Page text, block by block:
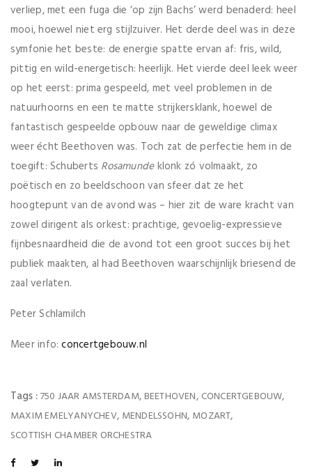
verliep, met een fuga die ‘op zijn Bachs’ werd benaderd: heel
mooi, hoewel niet erg stijlzuiver. Het derde deel was in deze
symfonie het beste: de energie spatte ervan af: fris, wild,
pittig en wild-energetisch: heerlijk. Het vierde deel leek weer
op het eerst: prima gespeeld, met veel problemen in de
natuurhoorns en een te matte strijkersklank, hoewel de
fantastisch gespeelde opbouw naar de geweldige climax
weer écht Beethoven was. Toch zat de perfectie hem in de
toegift: Schuberts Rosamundeklonk zó volmaakt, zo
poëtisch en zo beeldschoon van sfeer dat ze het
hoogtepunt van de avond was – hier zit de ware kracht van
zowel dirigent als orkest: prachtige, gevoelig-expressieve
fijnbesnaardheid die de avond tot een groot succes bij het
publiek maakten, al had Beethoven waarschijnlijk briesend de
zaal verlaten.
Peter Schlamilch
Meer info:concertgebouw.nl
Tags :750 JAAR AMSTERDAM, BEETHOVEN, CONCERTGEBOUW,
MAXIM EMELYANYCHEV, MENDELSSOHN, MOZART,
SCOTTISH CHAMBER ORCHESTRA